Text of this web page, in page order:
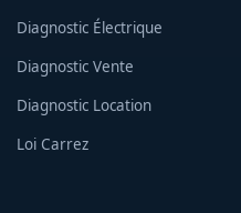
Diagnostic Électrique
Diagnostic Vente
Diagnostic Location
Loi Carrez